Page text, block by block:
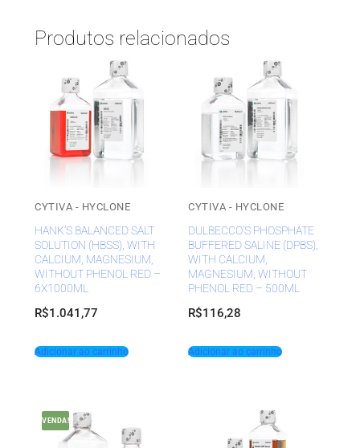
Produtos relacionados
CYTIVA - HYCLONE
HANK’S BALANCED SALT
SOLUTION (HBSS), WITH
CALCIUM, MAGNESIUM,
WITHOUT PHENOL RED –
6X1000ML
R$1.041,77
Adicionar ao carrinho
CYTIVA - HYCLONE
DULBECCO’S PHOSPHATE
BUFFERED SALINE (DPBS),
WITH CALCIUM,
MAGNESIUM, WITHOUT
PHENOL RED – 500ML
R$116,28
Adicionar ao carrinho
VENDA!